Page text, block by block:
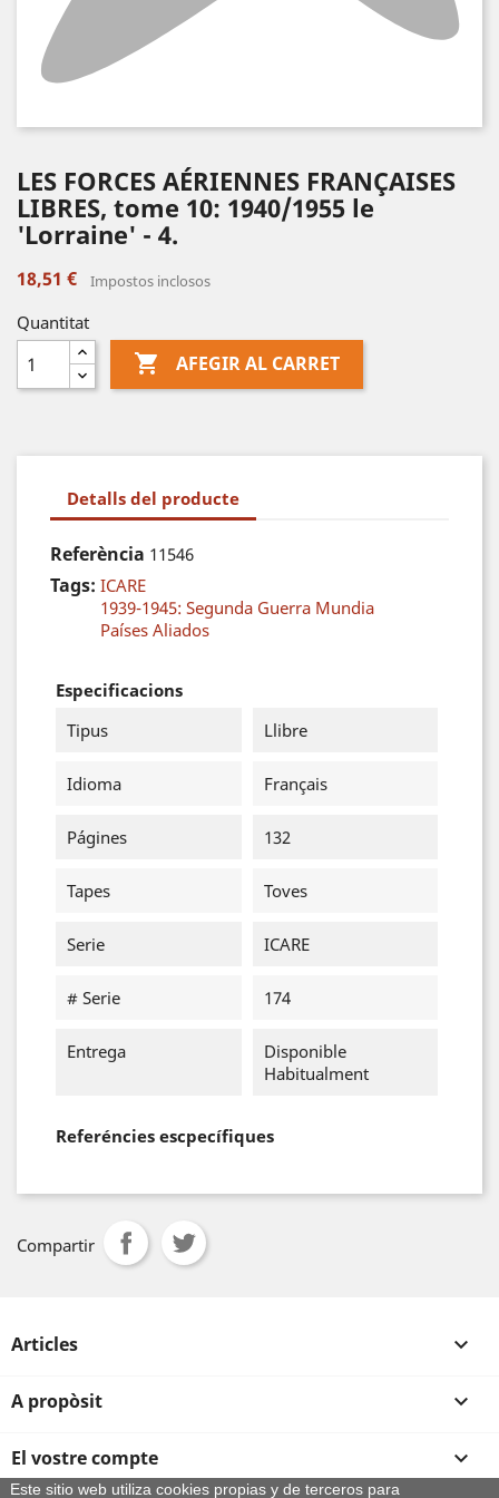
LES FORCES AÉRIENNES FRANÇAISES
LIBRES, tome 10: 1940/1955 le
'Lorraine' - 4.
18,51 € Impostos inclosos
Quantitat
 AFEGIR AL CARRET
Detalls del producte
Referència 11546
Tags: ICARE
1939-1945: Segunda Guerra Mundia
Países Aliados
Especificacions
Tipus
Llibre
Idioma Français
Págines 132
Tapes Toves
Serie ICARE
# Serie 174
Entrega
Disponible
Habitualment
Referéncies escpecífiques
Compartir
Articles 
A propòsit 
El vostre compte 
Este sitio web utiliza cookies propias y de terceros para